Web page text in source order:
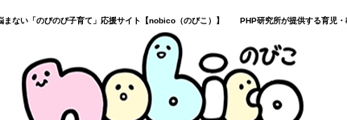
まない「のびのび子育て」応援サイト【nobico（のびこ）】 PHP研究所が提供する育児・